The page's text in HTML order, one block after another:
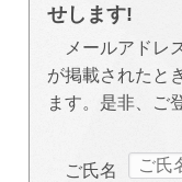
せします!
メールアドレ
が掲載されたと
ます。是非、ご
ご氏名